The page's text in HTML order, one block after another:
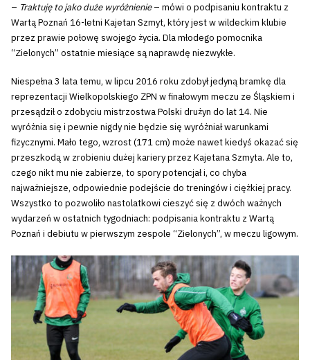
– Traktuję to jako duże wyróżnienie– mówi o podpisaniu kontraktu z
Wartą Poznań 16-letni Kajetan Szmyt, który jest w wildeckim klubie
przez prawie połowę swojego życia. Dla młodego pomocnika
“Zielonych” ostatnie miesiące są naprawdę niezwykłe.
Niespełna 3 lata temu, w lipcu 2016 roku zdobył jedyną bramkę dla
reprezentacji Wielkopolskiego ZPN w finałowym meczu ze Śląskiem i
przesądził o zdobyciu mistrzostwa Polski drużyn do lat 14. Nie
wyróżnia się i pewnie nigdy nie będzie się wyróżniał warunkami
fizycznymi. Mało tego, wzrost (171 cm) może nawet kiedyś okazać się
przeszkodą w zrobieniu dużej kariery przez Kajetana Szmyta. Ale to,
czego nikt mu nie zabierze, to spory potencjał i, co chyba
najważniejsze, odpowiednie podejście do treningów i ciężkiej pracy.
Wszystko to pozwoliło nastolatkowi cieszyć się z dwóch ważnych
wydarzeń w ostatnich tygodniach: podpisania kontraktu z Wartą
Poznań i debiutu w pierwszym zespole “Zielonych”, w meczu ligowym.